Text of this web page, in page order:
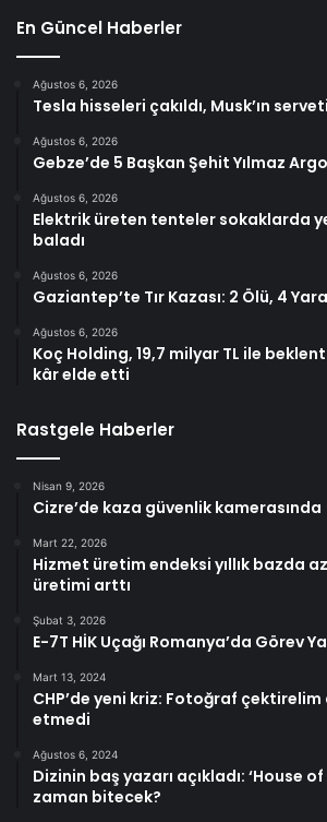
En Güncel Haberler
Ağustos 6, 2026
Tesla hisseleri çakıldı, Musk’ın
Ağustos 6, 2026
Gebze’de 5 Başkan Şehit Yılmaz
Ağustos 6, 2026
Elektrik üreten tenteler sokaklarda
baladı
Ağustos 6, 2026
Gaziantep’te Tır Kazası: 2 Ölü, 4
Ağustos 6, 2026
Koç Holding, 19,7 milyar TL ile
kâr elde etti
Rastgele Haberler
Nisan 9, 2026
Cizre’de kaza güvenlik kamerasında
Mart 22, 2026
Hizmet üretim endeksi yıllık bazda
üretimi arttı
Şubat 3, 2026
E-7T HİK Uçağı Romanya’da Görev
Mart 13, 2024
CHP’de yeni kriz: Fotoğraf
etmedi
Ağustos 6, 2024
Dizinin baş yazarı açıkladı: ‘House
zaman bitecek?